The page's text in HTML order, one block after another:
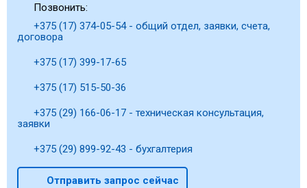
Позвонить:
+375 (17) 374-05-54 - общий отдел, заявки, счета,
договора
+375 (17) 399-17-65
+375 (17) 515-50-36
+375 (29) 166-06-17 - техническая консультация,
заявки
+375 (29) 899-92-43 - бухгалтерия
Отправить запрос сейчас